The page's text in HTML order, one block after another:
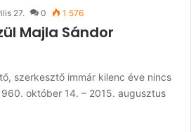
27. 0 1 576
Majla Sándor
szerkesztő immár kilenc éve nincs
október 14. – 2015. augusztus